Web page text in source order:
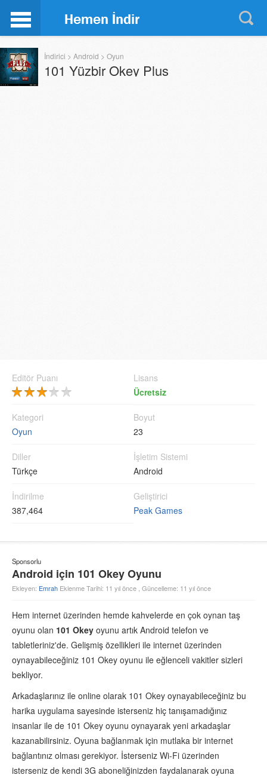
İndirici > Android > Oyun
101 Yüzbir Okey Plus
Editör Puanı
Lisans
Ücretsiz
Kategori
Oyun
Boyut
23
Diller
Türkçe
İşletim Sistemi
Android
İndirilme
387,464
Geliştirici
Peak Games
Sponsorlu
Android için 101 Okey Oyunu
Ekleyen: Emrah Eklenme Tarihi: 11 yıl önce , Güncelleme: 11 yıl önce
Hem internet üzerinden hemde kahvelerde en çok oynan taş
oyunu olan 101 Okey oyunu artık Android telefon ve
tabletleriniz'de. Gelişmiş özellikleri ile internet üzerinden
oynayabileceğiniz 101 Okey oyunu ile eğlenceli vakitler sizleri
bekliyor.
Arkadaşlarınız ile online olarak 101 Okey oynayabileceğiniz bu
harika uygulama sayesinde isterseniz hiç tanışamadığınız
insanlar ile de 101 Okey oyunu oynayarak yeni arkadaşlar
kazanabilirsiniz. Oyuna bağlanmak için mutlaka bir internet
bağlantınız olması gerekiyor. İsterseniz Wi-Fi üzerinden
isterseniz de kendi 3G aboneliğinizden faydalanarak oyuna